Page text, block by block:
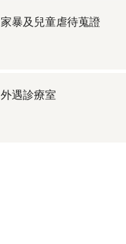
家暴及兒童虐待蒐證
外遇診療室